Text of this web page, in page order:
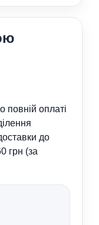
повній оплаті
до
грн (за